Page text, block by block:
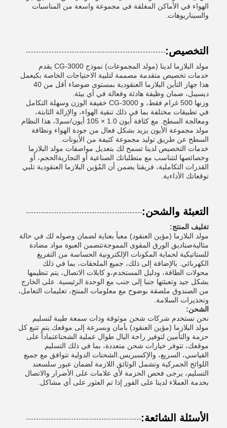
الهواء في الأماكن المغلقة في مجموعة واسعة من المناسبات
والسيناريوهات.
التخصيص:
مولد البلازما لدينا (مولد المجموعات) نموذج CG-3000 يقدم
خدمات تخصيص متقدمة مصممة لتلبية الاحتياجات الخاصة بكيعمل
هذا جهاز التأين البلازما العنقودية بمستوى ضوضاء أقل من 40
ديسيبل، ضمان وظيفة هادئة وفعالة في أي بيئة.
وزنها 500 غرام فقط، و CG-3000 خفيفة الوزن وسهلة التكامل
في تطبيقات مختلفة بما في ذلك تنقية الهواء، والإزالة الثابتة،
ومعالجة السطح. مع كثافة أيون 1.0 × 105 أيون/سم3، هذا النظام
مولد مجموعة الأيون يزيد بشكل فعال من جودة الهواء ونظافة
السطح عن طريق توليد مجموعة كثيفة من الأيونات.
خدمات التخصيص لدينا تسمح لك بتعديل مواصفات مولد البلازما
وخصائصها لتتناسب مع متطلباتك الصناعية أو التجاريةالحجم، أو
القدرات التكاملية، فريقنا يضمن أن المُؤين البلازما العنقودية تلبي
توقعاتك الأداءية.
التعبئة والشحن:
تغليف المنتج:
مولد البلازما (مؤين العنقود) معبأ بعناية لضمان وصوله لك في حالة
مثاليةصناديق الورق المقوى المموجةتتضمن العبوة مواد مضادة
للستاتيكية لحماية المكونات الإلكترونية الحساسة من التفريغ
الكهربائي. بالإضافة إلى ذلك، جميع الملحقات، بما في ذلك
محولات الطاقة، ودليل المستخدم،و كابلات الاتصال، يتم تنظيمها
بشكل جيد وتعبئتها جنبا إلى جنب مع الوحدة الرئيسية. على الخارج
من الصندوق ملصقة بوضوح مع معلومات المنتج، تعليمات التعامل،
وتحذيرات السلامة.
الشحن:
نحن نستخدم شركات شحن موثوقة وذات سمعة طيبة لتسليم
مولد البلازما (مؤين العنقود) بأمان وبسرعة إلى موقعك.يتم تتبع كل
حزمة والتأمين لتوفير راحة البال طوال عملية الشحناعتماداً على
موقعك، تتوفر خيارات شحن متعددة، بما في ذلك التسليم
القياسي، السريع، والإكسبريس.الشحنات الدولية تتوافق مع جميع
اللوائح الجمركية وتشمل الوثائق اللازمة لضمان عبور سلسعند
التسليم، يرجى فحص الحزمة لأي علامات على الأضرار والاتصال
بخدمة العملاء لدينا على الفور إذا تم العثور على أي مشاكل.
الأسئلة الشائعة: